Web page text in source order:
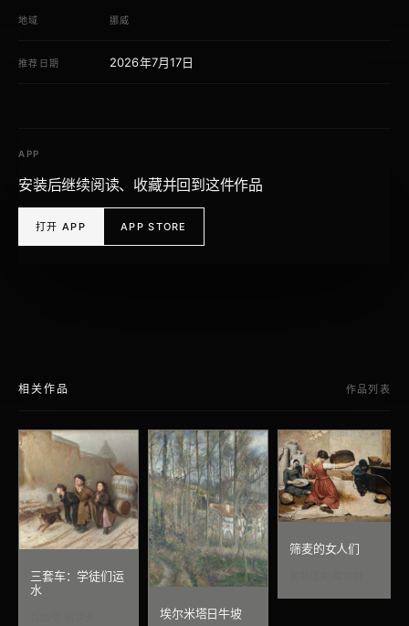
地域 挪威
推荐日期 2026年7月17日
APP
安装后继续阅读、收藏并回到这件作品
打开 APP APP STORE
相关作品 作品列表
三套车：学徒们运
水
埃尔米塔日牛坡
筛麦的女人们